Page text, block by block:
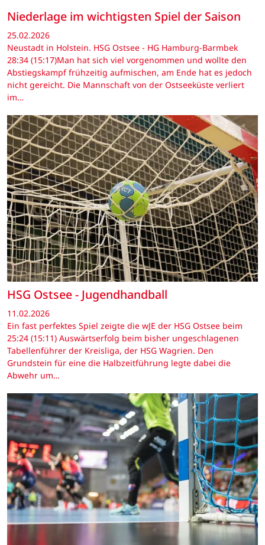
Niederlage im wichtigsten Spiel der Saison
25.02.2026
Neustadt in Holstein. HSG Ostsee - HG Hamburg-Barmbek
28:34 (15:17)Man hat sich viel vorgenommen und wollte den
Abstiegskampf frühzeitig aufmischen, am Ende hat es jedoch
nicht gereicht. Die Mannschaft von der Ostseeküste verliert
im…
HSG Ostsee - Jugendhandball
11.02.2026
Ein fast perfektes Spiel zeigte die wJE der HSG Ostsee beim
25:24 (15:11) Auswärtserfolg beim bisher ungeschlagenen
Tabellenführer der Kreisliga, der HSG Wagrien. Den
Grundstein für eine die Halbzeitführung legte dabei die
Abwehr um…